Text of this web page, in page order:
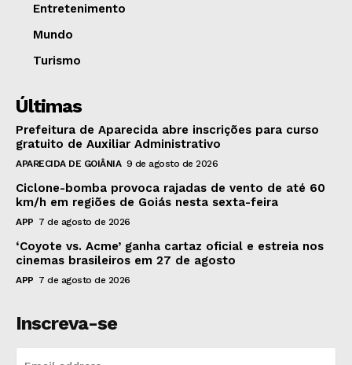
Entretenimento
Mundo
Turismo
Últimas
Prefeitura de Aparecida abre inscrições para curso
gratuito de Auxiliar Administrativo
APARECIDA DE GOIÂNIA 9 de agosto de 2026
Ciclone-bomba provoca rajadas de vento de até 60
km/h em regiões de Goiás nesta sexta-feira
APP 7 de agosto de 2026
‘Coyote vs. Acme’ ganha cartaz oficial e estreia nos
cinemas brasileiros em 27 de agosto
APP 7 de agosto de 2026
Inscreva-se